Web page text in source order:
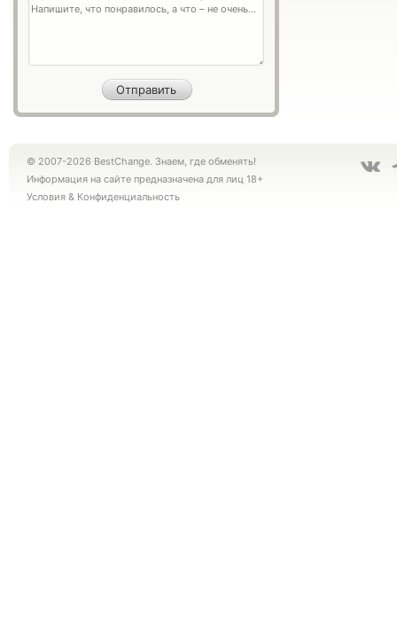
© 2007-2026 BestChange. Знаем, где обменять!
Информация на сайте предназначена для лиц 18+
Условия & Конфиденциальность